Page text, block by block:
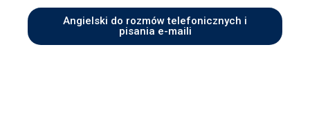
Angielski do rozmów telefonicznych i
pisania e-maili